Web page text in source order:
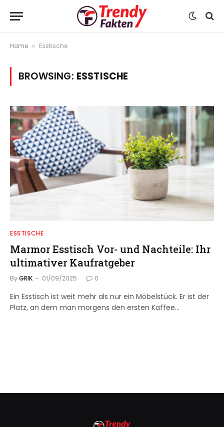
Home » Esstische
BROWSING: ESSTISCHE
ESSTISCHE
Marmor Esstisch Vor- und Nachteile: Ihr
ultimativer Kaufratgeber
ByGRIK 01/09/2025 0
Ein Esstisch ist weit mehr als nur ein Möbelstück. Er ist der
Platz, an dem man morgens den ersten Kaffee…